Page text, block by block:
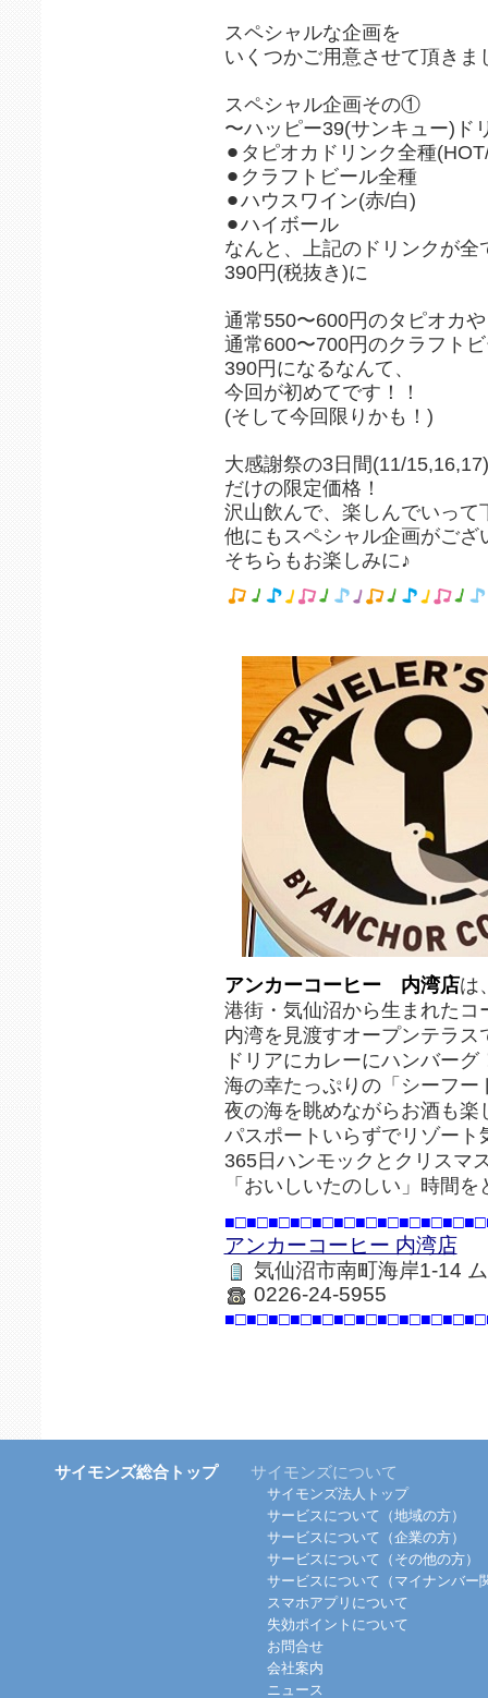
スペシャルな企画を
いくつかご用意させて頂きま
スペシャル企画その①
〜ハッピー39(サンキュー)ド
⚫︎タピオカドリンク全種
⚫︎クラフトビール全種
⚫︎ハウスワイン(赤/白)
⚫︎ハイボール
なんと、上記のドリンクが全
390円(税抜き)に
通常550〜600円のタピオカや
通常600〜700円のクラフト
390円になるなんて、
今回が初めてです！！
(そして今回限りかも！)
大感謝祭の3日間(11/15,16,17)
だけの限定価格！
沢山飲んで、楽しんでいって
他にもスペシャル企画がござ
そちらもお楽しみに♪
アンカーコーヒー 内湾店は
港街・気仙沼から生まれたコ
内湾を見渡すオープンテラス
ドリアにカレーにハンバーグ
海の幸たっぷりの「シーフー
夜の海を眺めながらお酒も楽
パスポートいらずでリゾート
365日ハンモックとクリスマ
「おいしいたのしい」時間を
アンカーコーヒー 内湾店
気仙沼市南町海岸1-14
0226-24-5955
サイモンズ総合トップ サイモンズについて
サイモンズ法人トップ
サービスについて（地域の方）
サービスについて（企業の方）
サービスについて（その他の方）
サービスについて（マイナンバー
スマホアプリについて
失効ポイントについて
お問合せ
会社案内
ニュース